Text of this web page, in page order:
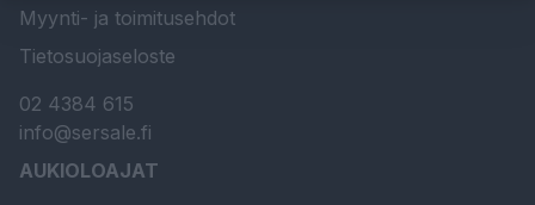
Myynti- ja toimitusehdot
Tietosuojaseloste
02 4384 615
info@sersale.fi
AUKIOLOAJAT